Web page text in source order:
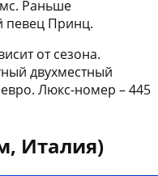
Раньше
певец Принц.
от сезона.
двухместный
Люкс-номер – 445
Италия)